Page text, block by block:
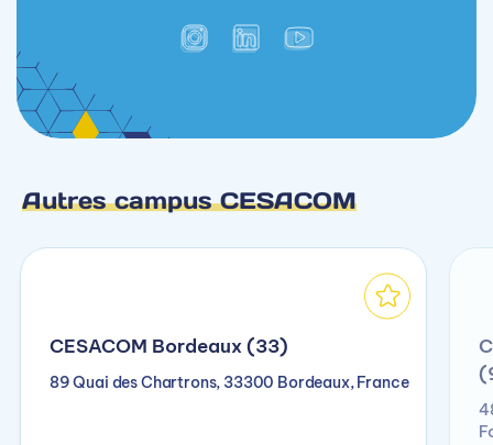
Autres campus CESACOM
CESACOM Bordeaux (33)
89 Quai des Chartrons, 33300 Bordeaux, France